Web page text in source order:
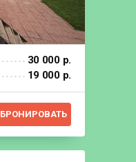
30 000 р.
19 000 р.
БРОНИРОВАТЬ